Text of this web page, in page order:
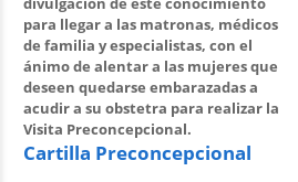
para llegar a las matronas, médicos
de familia y especialistas, con el
ánimo de alentar a las mujeres que
deseen quedarse embarazadas a
acudir a su obstetra para realizar la
Visita Preconcepcional.
Cartilla Preconcepcional